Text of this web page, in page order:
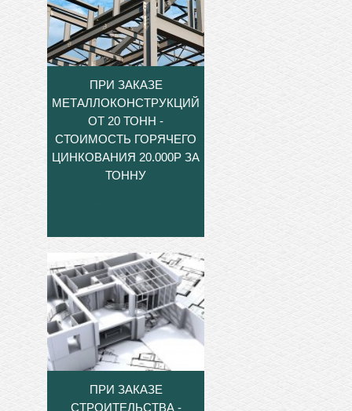
ПРИ ЗАКАЗЕ
МЕТАЛЛОКОНСТРУКЦИЙ
ОТ 20 ТОНН -
СТОИМОСТЬ ГОРЯЧЕГО
ЦИНКОВАНИЯ 20.000Р ЗА
ТОННУ
ПРИ ЗАКАЗЕ
СТРОИТЕЛЬСТВА -